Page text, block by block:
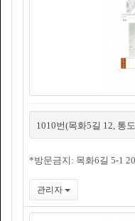
1010번(목화5길 12, 통
*방문금지: 목화6길 5-1
관리자